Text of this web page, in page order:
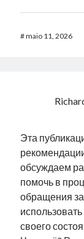
#maio 11, 2026
Эта
обсуждаем
помочь в
обращения
своего